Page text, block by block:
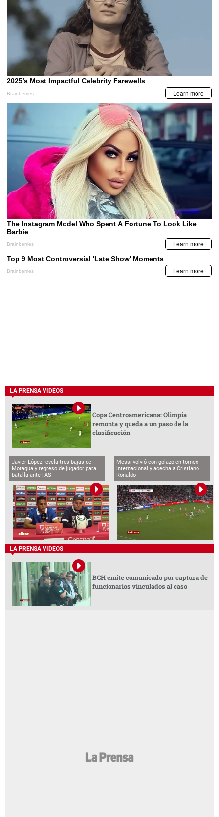
LA PRENSA VIDEOS
Copa Centroamericana: Olimpia
remonta y queda a un paso de la
clasificación
Javier López revela tres bajas de
Motagua y regreso de jugador para
batalla ante FAS
Messi volvió con golazo en torneo
internacional y acecha a Cristiano
Ronaldo
LA PRENSA VIDEOS
BCH emite comunicado por captura de
funcionarios vinculados al caso